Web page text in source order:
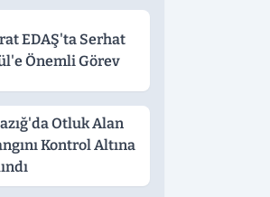
EDAŞ'ta Serhat
Önemli Görev
Otluk Alan
Kontrol Altına